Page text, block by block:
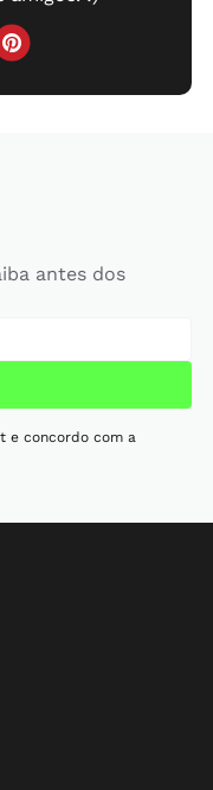
antes dos
e concordo com a